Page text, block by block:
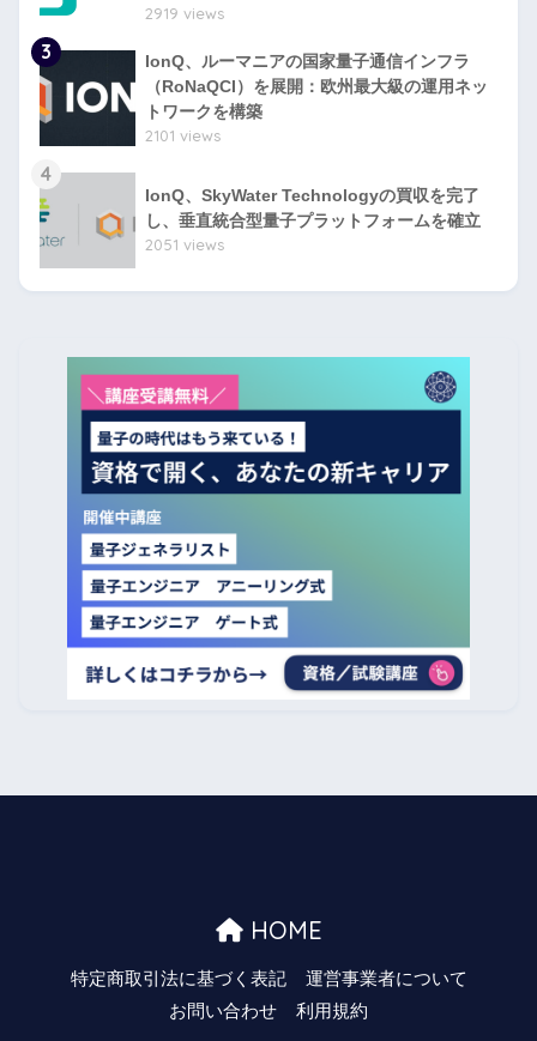
2919 views
3
IonQ、ルーマニアの国家量子通信インフラ
（RoNaQCI）を展開：欧州最大級の運用ネッ
トワークを構築
2101 views
4
IonQ、SkyWater Technologyの買収を完了
し、垂直統合型量子プラットフォームを確立
2051 views
HOME
特定商取引法に基づく表記
運営事業者について
お問い合わせ
利用規約